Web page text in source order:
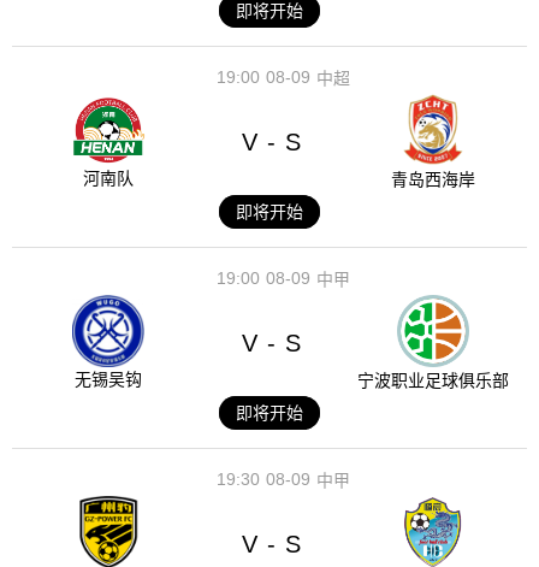
即将开始
08-09
19:00 中超
河南队
V - S
青岛西海岸
即将开始
08-09
19:00 中甲
无锡吴钩
V - S
宁波职业足球俱乐部
即将开始
08-09
19:30 中甲
V - S